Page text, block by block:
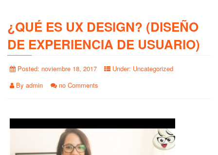
¿QUÉ ES UX DESIGN? (DISEÑO
DE EXPERIENCIA DE USUARIO)
Posted: noviembre 18, 2017 Under: Uncategorized
By admin no Comments